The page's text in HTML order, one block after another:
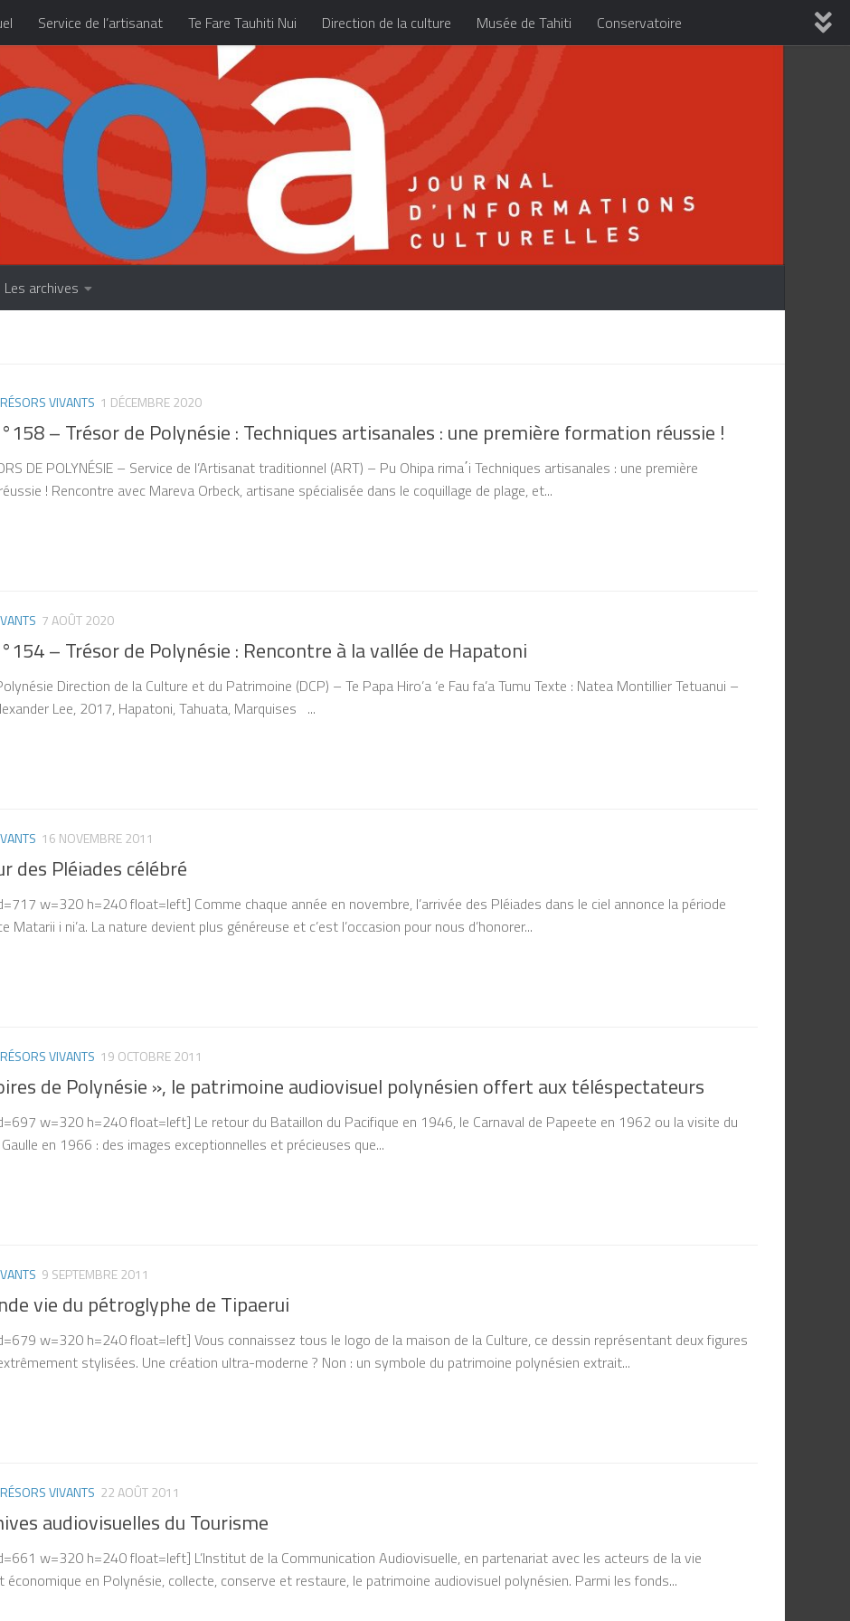
Service de l’artisanat Te Fare Tauhiti Nui Direction de la culture Musée de Tahiti Conservatoire
Les archives À propos Accueil
Les archives
VIVANTS 1 DÉCEMBRE 2020
– Trésor de Polynésie : Techniques artisanales : une première formation réussie !
DE POLYNÉSIE – Service de l’Artisanat traditionnel (ART) – Pu Ohipa rima΄i Techniques artisanales : une première
! Rencontre avec Mareva Orbeck, artisane spécialisée dans le coquillage de plage, et...
7 AOÛT 2020
– Trésor de Polynésie : Rencontre à la vallée de Hapatoni
Direction de la Culture et du Patrimoine (DCP) – Te Papa Hiro’a ‘e Fau fa’a Tumu Texte : Natea Montillier Tetuanui –
Lee, 2017, Hapatoni, Tahuata, Marquises ...
16 NOVEMBRE 2011
des Pléiades célébré
w=320 h=240 float=left] Comme chaque année en novembre, l’arrivée des Pléiades dans le ciel annonce la période
Matarii i ni’a. La nature devient plus généreuse et c’est l’occasion pour nous d’honorer...
VIVANTS 19 OCTOBRE 2011
de Polynésie », le patrimoine audiovisuel polynésien offert aux téléspectateurs
w=320 h=240 float=left] Le retour du Bataillon du Pacifique en 1946, le Carnaval de Papeete en 1962 ou la visite du
en 1966 : des images exceptionnelles et précieuses que...
9 SEPTEMBRE 2011
vie du pétroglyphe de Tipaerui
w=320 h=240 float=left] Vous connaissez tous le logo de la maison de la Culture, ce dessin représentant deux figures
stylisées. Une création ultra-moderne ? Non : un symbole du patrimoine polynésien extrait...
VIVANTS 22 AOÛT 2011
audiovisuelles du Tourisme
w=320 h=240 float=left] L’Institut de la Communication Audiovisuelle, en partenariat avec les acteurs de la vie
économique en Polynésie, collecte, conserve et restaure, le patrimoine audiovisuel polynésien. Parmi les fonds...